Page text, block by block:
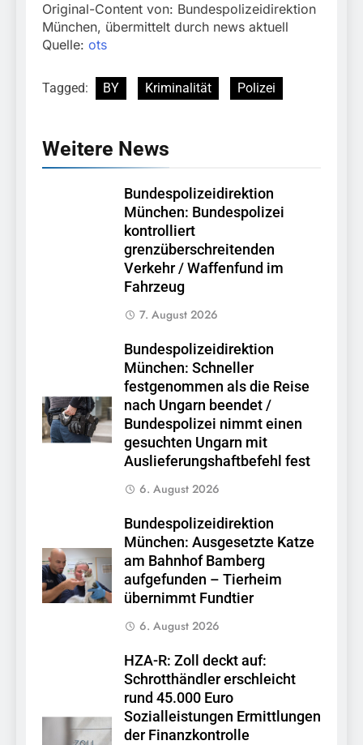
Original-Content von: Bundespolizeidirektion
München, übermittelt durch news aktuell
Quelle: ots
Tagged: BY Kriminalität Polizei
Weitere News
Bundespolizeidirektion
München: Bundespolizei
kontrolliert
grenzüberschreitenden
Verkehr / Waffenfund im
Fahrzeug
7. August 2026
Bundespolizeidirektion
München: Schneller
festgenommen als die Reise
nach Ungarn beendet /
Bundespolizei nimmt einen
gesuchten Ungarn mit
Auslieferungshaftbefehl fest
6. August 2026
Bundespolizeidirektion
München: Ausgesetzte Katze
am Bahnhof Bamberg
aufgefunden – Tierheim
übernimmt Fundtier
6. August 2026
HZA-R: Zoll deckt auf:
Schrotthändler erschleicht
rund 45.000 Euro
Sozialleistungen Ermittlungen
der Finanzkontrolle